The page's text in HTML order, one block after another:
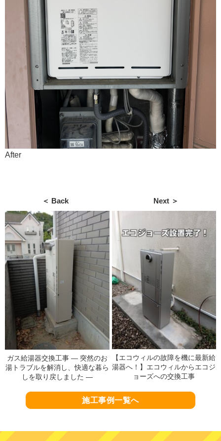
After
＜ Back
ガス給湯器交換工事 ― 突然のお
湯トラブルを解消し、快適な暮ら
しを取り戻しました ―
Next ＞
【エコウィルの故障を機に最新給
湯器へ！】エコウィルからエコジ
ョーズへの交換工事
施工事例一覧へ